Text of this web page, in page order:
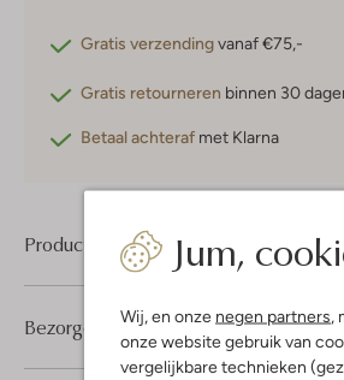
Jum,
Wij, en onze negen partners,
onze website gebruik van
vergelijkbare technieken
Gratis verzendingvanaf €75,-
Gratis retourneren binnen 30
Betaal achteraf met Klarna
Product informatie
Bezorgen & retourneren